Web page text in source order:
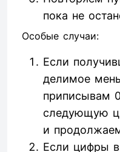
пока не
Особые случаи:
Если
делимое
приписывам
следующую
и
Если цифры